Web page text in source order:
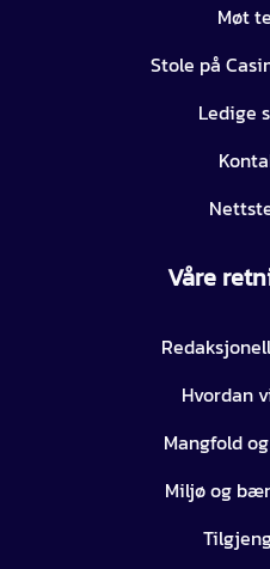
Møt
Stole på
Ledige
Våre
Hvordan
Mangfold
Miljø og